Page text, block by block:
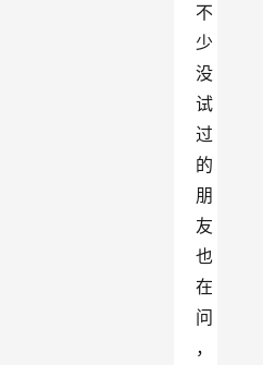
不
少
没
试
过
的
朋
友
也
在
问
，